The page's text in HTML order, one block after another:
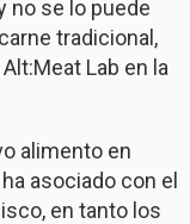
no se lo puede
tradicional,
Lab en la
alimento en
asociado con el
en tanto los